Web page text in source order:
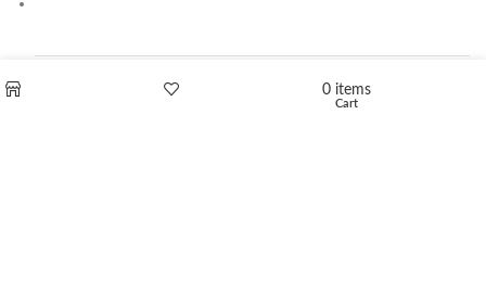
Levomethadone L-Poladdict 20 mg 98 Tab
0 items
Cart